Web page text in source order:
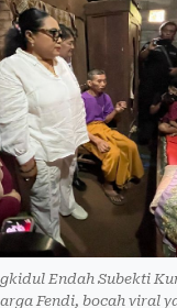
Endah Subekti
Fendi, bocah viral